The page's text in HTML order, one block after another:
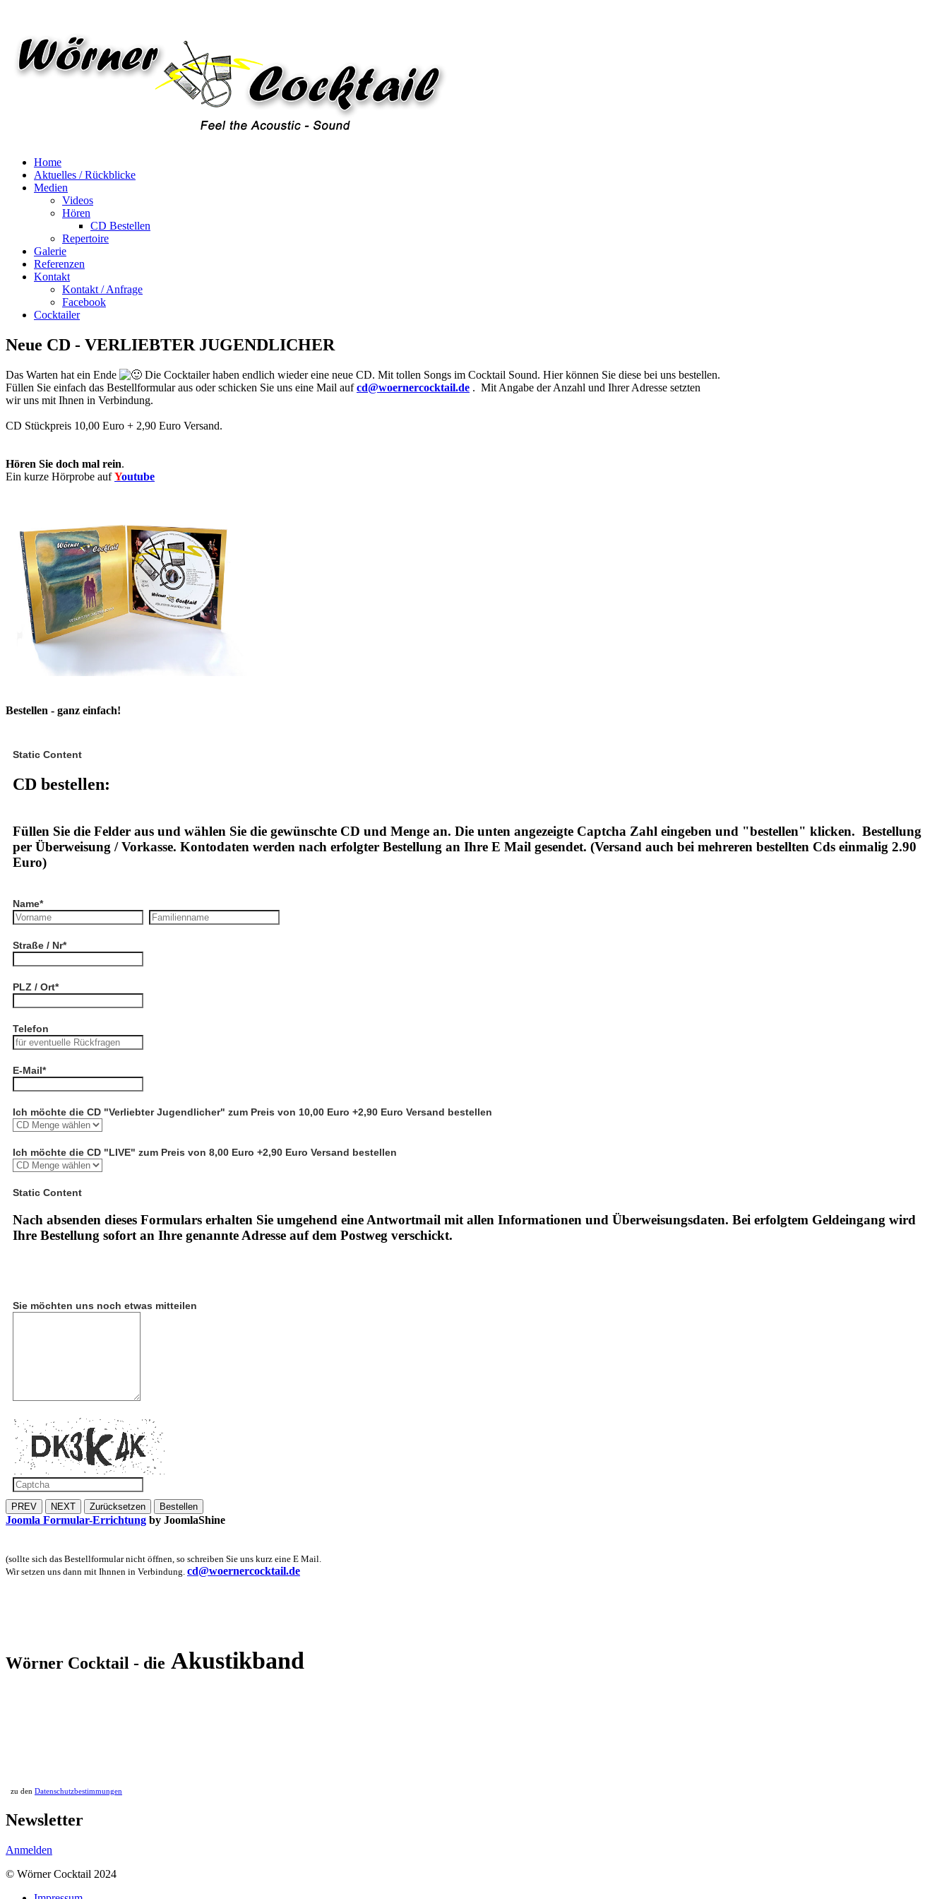
Home
Aktuelles / Rückblicke
Medien
Videos
Hören
CD Bestellen
Repertoire
Galerie
Referenzen
Kontakt
Kontakt / Anfrage
Facebook
Cocktailer
Neue CD - VERLIEBTER JUGENDLICHER
Das Warten hat ein Ende
Die Cocktailer haben endlich wieder eine neue CD. Mit tollen Songs im Cocktail Sound. Hier können Sie diese bei uns bestellen.
Füllen Sie einfach das Bestellformular aus oder schicken Sie uns eine Mail aufcd@woernercocktail.de . Mit Angabe der Anzahl und Ihrer Adresse setzten
wir uns mit Ihnen in Verbindung.
CD Stückpreis 10,00 Euro + 2,90 Euro Versand.
Hören Sie doch mal rein.
Ein kurze Hörprobe aufYoutube
Bestellen - ganz einfach!
Static Content
CD bestellen:
Füllen Sie die Felder aus und wählen Sie die gewünschte CD und Menge an. Die unten angezeigte Captcha Zahl eingeben und "bestellen" klicken. Bestellung
per Überweisung / Vorkasse. Kontodaten werden nach erfolgter Bestellung an Ihre E Mail gesendet. (Versand auch bei mehreren bestellten Cds einmalig 2.90
Euro)
Name*
Straße / Nr*
PLZ / Ort*
Telefon
E-Mail*
Ich möchte die CD "Verliebter Jugendlicher" zum Preis von 10,00 Euro +2,90 Euro Versand bestellen
Ich möchte die CD "LIVE" zum Preis von 8,00 Euro +2,90 Euro Versand bestellen
Static Content
Nach absenden dieses Formulars erhalten Sie umgehend eine Antwortmail mit allen Informationen und Überweisungsdaten. Bei erfolgtem Geldeingang wird
Ihre Bestellung sofort an Ihre genannte Adresse auf dem Postweg verschickt.
Sie möchten uns noch etwas mitteilen
PREV NEXT Zurücksetzen Bestellen
Joomla Formular-Errichtung by JoomlaShine
(sollte sich das Bestellformular nicht öffnen, so schreiben Sie uns kurz eine E Mail.
Wir setzen uns dann mit Ihnnen in Verbindung. cd@woernercocktail.de
Wörner Cocktail - die Akustikband
zu den Datenschutzbestimmungen
Newsletter
Anmelden
© Wörner Cocktail 2024